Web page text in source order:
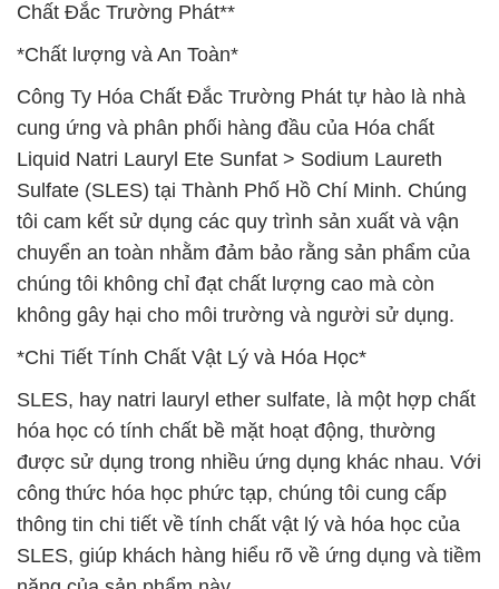
Chất Đắc Trường Phát**
*Chất lượng và An Toàn*
Công Ty Hóa Chất Đắc Trường Phát tự hào là nhà
cung ứng và phân phối hàng đầu của Hóa chất
Liquid Natri Lauryl Ete Sunfat > Sodium Laureth
Sulfate (SLES) tại Thành Phố Hồ Chí Minh. Chúng
tôi cam kết sử dụng các quy trình sản xuất và vận
chuyển an toàn nhằm đảm bảo rằng sản phẩm của
chúng tôi không chỉ đạt chất lượng cao mà còn
không gây hại cho môi trường và người sử dụng.
*Chi Tiết Tính Chất Vật Lý và Hóa Học*
SLES, hay natri lauryl ether sulfate, là một hợp chất
hóa học có tính chất bề mặt hoạt động, thường
được sử dụng trong nhiều ứng dụng khác nhau. Với
công thức hóa học phức tạp, chúng tôi cung cấp
thông tin chi tiết về tính chất vật lý và hóa học của
SLES, giúp khách hàng hiểu rõ về ứng dụng và tiềm